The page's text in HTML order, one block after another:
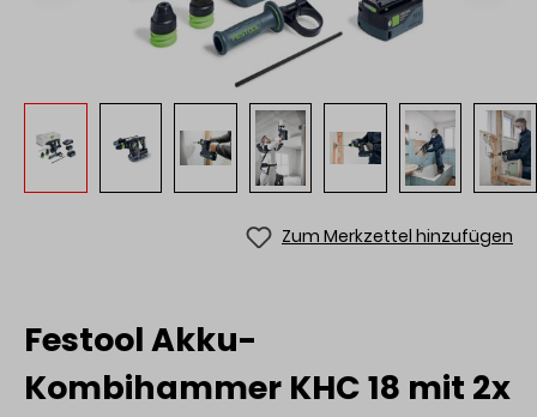
Zum Merkzettel hinzufügen
Festool Akku-
Kombihammer KHC 18 mit 2x